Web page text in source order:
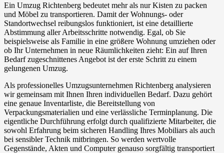
Ein Umzug Richtenberg bedeutet mehr als nur Kisten zu packen
und Möbel zu transportieren. Damit der Wohnungs- oder
Standortwechsel reibungslos funktioniert, ist eine detaillierte
Abstimmung aller Arbeitsschritte notwendig. Egal, ob Sie
beispielsweise als Familie in eine größere Wohnung umziehen oder
ob Ihr Unternehmen in neue Räumlichkeiten zieht: Ein auf Ihren
Bedarf zugeschnittenes Angebot ist der erste Schritt zu einem
gelungenen Umzug.
Als professionelles Umzugsunternehmen Richtenberg analysieren
wir gemeinsam mit Ihnen Ihren individuellen Bedarf. Dazu gehört
eine genaue Inventarliste, die Bereitstellung von
Verpackungsmaterialien und eine verlässliche Terminplanung. Die
eigentliche Durchführung erfolgt durch qualifizierte Mitarbeiter, die
sowohl Erfahrung beim sicheren Handling Ihres Mobiliars als auch
bei sensibler Technik mitbringen. So werden wertvolle
Gegenstände, Akten und Computer genauso sorgfältig transportiert